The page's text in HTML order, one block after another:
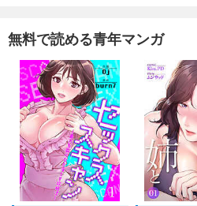
無料で読める青年マンガ